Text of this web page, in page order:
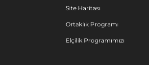
Site Haritası
Ortaklık Programı
Elçilik Programımızı